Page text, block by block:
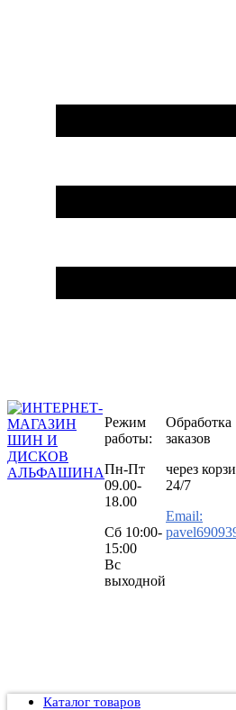
Режим
работы:
Пн-Пт
09.00-
18.00
Сб 10:00-
15:00
Вс
выходной
Обработка
заказов
через
24/7
Email:
Каталог товаров